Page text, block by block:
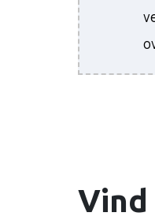
Vind